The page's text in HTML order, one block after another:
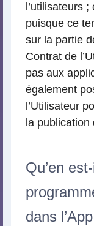
l’utilisateurs
puisque ce
sur la partie
Contrat de
pas aux
également
l’Utilisateur
la publication
Qu’en
dans